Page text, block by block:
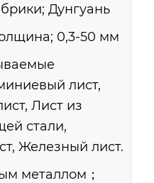
Дунгуань
0,3-50 мм
лист,
Лист из
стали,
Железный лист.
металлом；